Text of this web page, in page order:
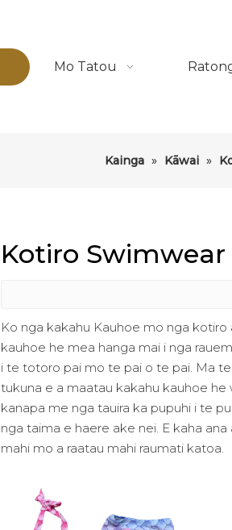
Mo Tatou
Kainga » Kāwai »
Kotiro Swimwear
Ko nga kakahu Kauhoe mo nga
kauhoe he mea hanga mai i nga
i te totoro pai mo te pai o te pai. Ma
tukuna e a maatau kakahu kauhoe he
kanapa me nga tauira ka pupuhi i te
nga taima e haere ake nei. E kaha
mahi mo a raatau mahi raumati katoa.